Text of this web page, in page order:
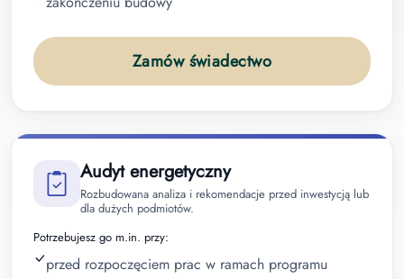
Zamów świadectwo
Audyt energetyczny
Rozbudowana analiza i rekomendacje przed inwestycją lub
dla dużych podmiotów.
Potrzebujesz go m.in. przy:
przed rozpoczęciem prac w ramach programu